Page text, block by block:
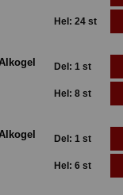
Hel: 24 st
Del: 1 st
Hel: 8 st
Del: 1 st
Hel: 6 st